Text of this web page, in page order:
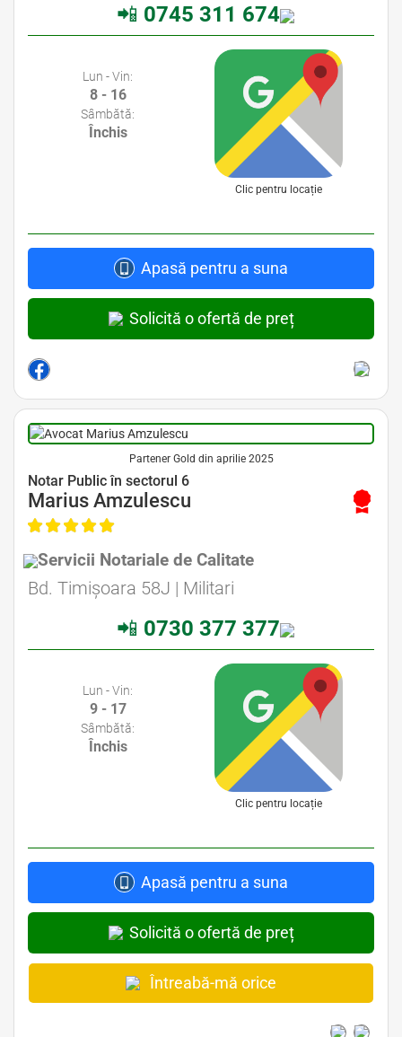
📲 0745 311 674
Lun - Vin:
8 - 16
Sâmbătă:
Închis
Clic pentru locație
Apasă pentru a suna
Solicită o ofertă de preț
Partener Gold din aprilie 2025
Notar Public în sectorul 6
Marius Amzulescu
Servicii Notariale de Calitate
Bd. Timișoara 58J | Militari
📲 0730 377 377
Lun - Vin:
9 - 17
Sâmbătă:
Închis
Clic pentru locație
Apasă pentru a suna
Solicită o ofertă de preț
Întreabă-mă orice